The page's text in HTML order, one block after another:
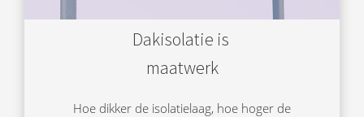
Dakisolatie is
maatwerk
Hoe dikker de isolatielaag, hoe hoger de